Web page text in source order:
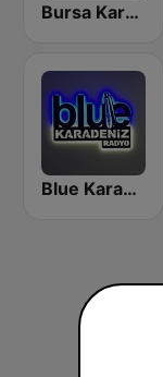
Bursa Karadeniz FM
Blue Karadeniz Radyo